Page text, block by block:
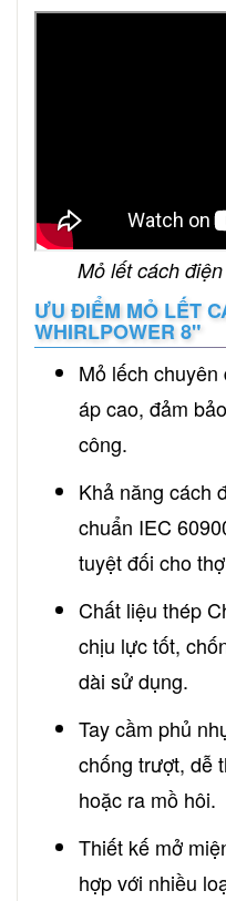
Mỏ lết cách
ƯU ĐIỂM MỎ LẾT
WHIRLPOWER 8"
Mỏ lếch
áp cao, đảm
công.
Khả năng cách
chuẩn IEC
tuyệt đối cho
Chất liệu thép
chịu lực tốt,
dài sử dụng.
Tay cầm phủ
chống trượt, dễ
hoặc ra mồ hôi.
Thiết kế mở
hợp với nhiều